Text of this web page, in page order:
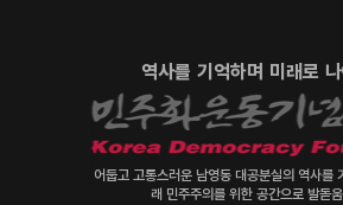
역사를 기억하며 미래로
어둡고 고통스러운 남영동 대공분실의 역사를
래 민주주의를 위한 공간으로 발돋